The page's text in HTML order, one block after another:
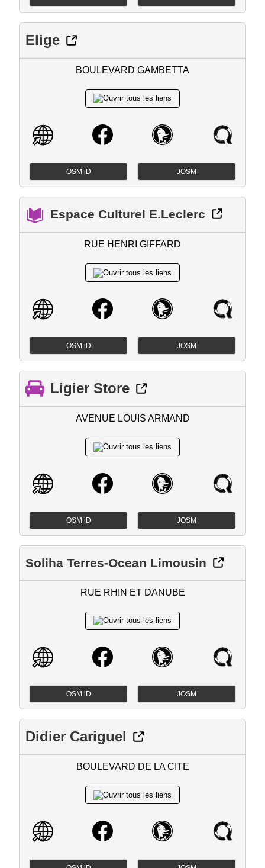
Elige
BOULEVARD GAMBETTA
OSM iD JOSM
Espace Culturel E.Leclerc
RUE HENRI GIFFARD
OSM iD JOSM
Ligier Store
AVENUE LOUIS ARMAND
OSM iD JOSM
Soliha Terres-Ocean Limousin
RUE RHIN ET DANUBE
OSM iD JOSM
Didier Cariguel
BOULEVARD DE LA CITE